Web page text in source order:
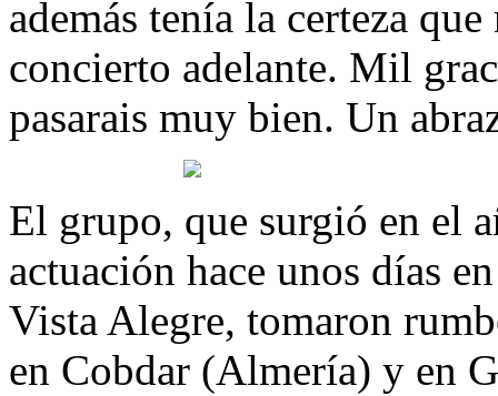
además tenía la certeza
concierto adelante. Mil
pasarais muy bien. Un
El grupo, que surgió en el
actuación hace unos días
Vista Alegre, tomaron
en Cobdar (Almería) y en